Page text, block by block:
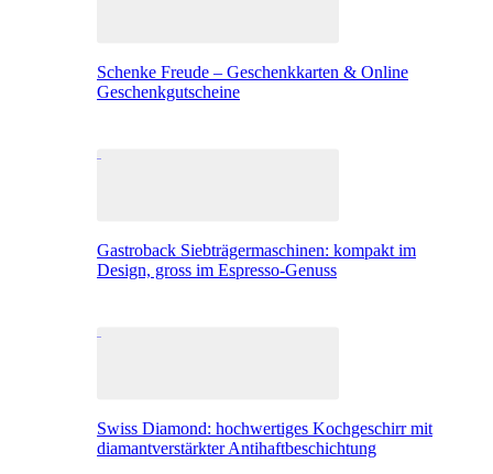
Schenke Freude – Geschenkkarten & Online
Geschenkgutscheine
Gastroback Siebträgermaschinen: kompakt im
Design, gross im Espresso-Genuss
Swiss Diamond: hochwertiges Kochgeschirr mit
diamantverstärkter Antihaftbeschichtung